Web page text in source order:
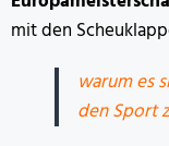
mit den
warum es
den Sport